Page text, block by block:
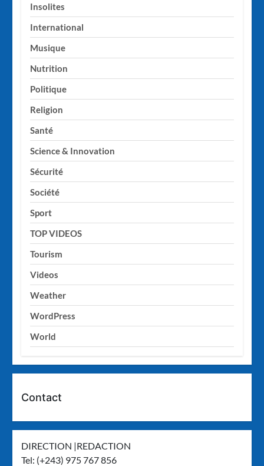
Insolites
International
Musique
Nutrition
Politique
Religion
Santé
Science & Innovation
Sécurité
Société
Sport
TOP VIDEOS
Tourism
Videos
Weather
WordPress
World
Contact
DIRECTION |REDACTION
Tel: (+243) 975 767 856